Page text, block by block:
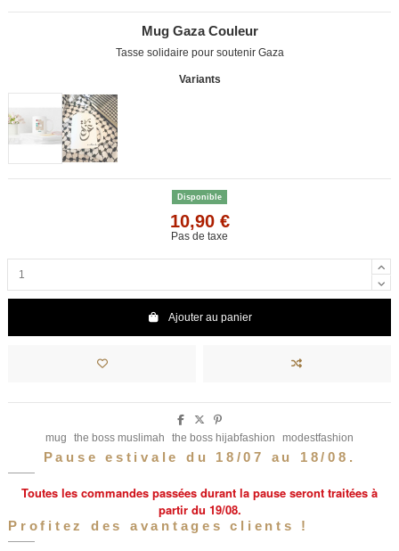
Mug Gaza Couleur
Tasse solidaire pour soutenir Gaza
Variants
Disponible
10,90 €
Pas de taxe
Ajouter au panier
mug the boss muslimah the boss hijabfashion modestfashion
Pause estivale du 18/07 au 18/08.
Toutes les commandes passées durant la pause seront traitées à
partir du 19/08.
Profitez des avantages clients !